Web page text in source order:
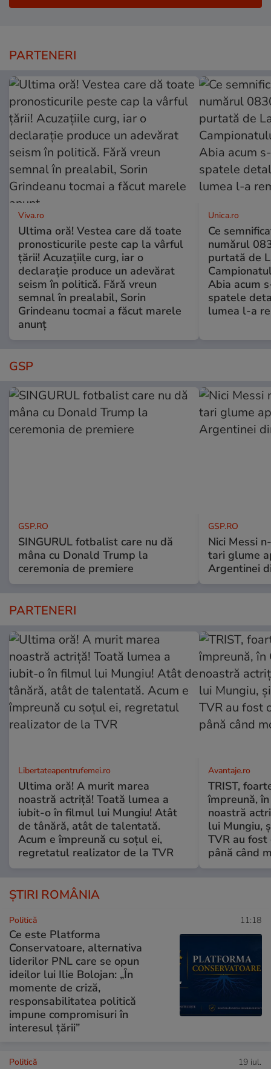
PARTENERI
Viva.ro
Ultima oră! Vestea care dă toate
pronosticurile peste cap la vârful
țării! Acuzațiile curg, iar o
declarație produce un adevărat
seism în politică. Fără vreun
semnal în prealabil, Sorin
Grindeanu tocmai a făcut marele
anunț
Unica.ro
Ce
numărul
purtată de
Abia acum
spatele
lumea l-a
GSP
GSP.RO
SINGURUL fotbalist care nu dă
mâna cu Donald Trump la
ceremonia de premiere
GSP.RO
Nici Messi
tari glume
Argentinei
PARTENERI
Libertateapentrufemei.ro
Ultima oră! A murit marea
noastră actriță! Toată lumea a
iubit-o în filmul lui Mungiu! Atât
de tânără, atât de talentată.
Acum e împreună cu soțul ei,
regretatul realizator de la TVR
Avantaje.ro
TRIST,
împreună,
noastră
lui Mungiu,
TVR au
până când
ȘTIRI ROMÂNIA
Politică 11:18
Ce este Platforma
Conservatoare, alternativa
liderilor PNL care se opun
ideilor lui Ilie Bolojan: „În
momente de criză,
responsabilitatea politică
impune compromisuri în
interesul țării”
Politică 19 iul.